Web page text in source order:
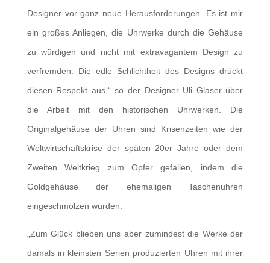
Designer vor ganz neue Herausforderungen. Es ist mir
ein großes Anliegen, die Uhrwerke durch die Gehäuse
zu würdigen und nicht mit extravagantem Design zu
verfremden. Die edle Schlichtheit des Designs drückt
diesen Respekt aus,“ so der Designer Uli Glaser über
die Arbeit mit den historischen Uhrwerken. Die
Originalgehäuse der Uhren sind Krisenzeiten wie der
Weltwirtschaftskrise der späten 20er Jahre oder dem
Zweiten Weltkrieg zum Opfer gefallen, indem die
Goldgehäuse der ehemaligen Taschenuhren
eingeschmolzen wurden.
„Zum Glück blieben uns aber zumindest die Werke der
damals in kleinsten Serien produzierten Uhren mit ihrer